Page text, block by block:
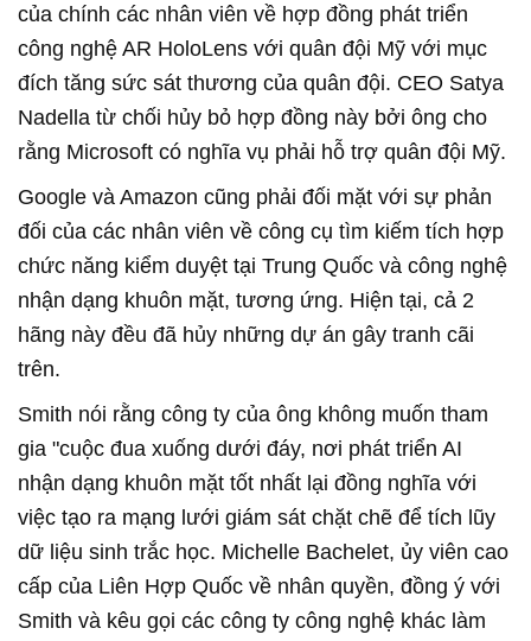
của chính các nhân viên về hợp đồng phát triển
công nghệ AR HoloLens với quân đội Mỹ với mục
đích tăng sức sát thương của quân đội. CEO Satya
Nadella từ chối hủy bỏ hợp đồng này bởi ông cho
rằng Microsoft có nghĩa vụ phải hỗ trợ quân đội Mỹ.
Google và Amazon cũng phải đối mặt với sự phản
đối của các nhân viên về công cụ tìm kiếm tích hợp
chức năng kiểm duyệt tại Trung Quốc và công nghệ
nhận dạng khuôn mặt, tương ứng. Hiện tại, cả 2
hãng này đều đã hủy những dự án gây tranh cãi
trên.
Smith nói rằng công ty của ông không muốn tham
gia "cuộc đua xuống dưới đáy, nơi phát triển AI
nhận dạng khuôn mặt tốt nhất lại đồng nghĩa với
việc tạo ra mạng lưới giám sát chặt chẽ để tích lũy
dữ liệu sinh trắc học. Michelle Bachelet, ủy viên cao
cấp của Liên Hợp Quốc về nhân quyền, đồng ý với
Smith và kêu gọi các công ty công nghệ khác làm